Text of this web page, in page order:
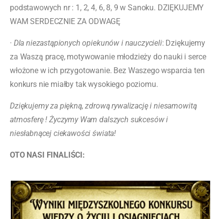
podstawowych nr : 1, 2, 4, 6, 8, 9 w Sanoku. DZIĘKUJEMY
WAM SERDECZNIE ZA ODWAGĘ
· Dla niezastąpionych opiekunów i nauczycieli: Dziękujemy
za Waszą pracę, motywowanie młodzieży do nauki i serce
włożone w ich przygotowanie. Bez Waszego wsparcia ten
konkurs nie miałby tak wysokiego poziomu.
Dziękujemy za piękną, zdrową rywalizację i niesamowitą
atmosferę ! Życzymy Wam dalszych sukcesów i
niesłabnącej ciekawości świata!
OTO NASI FINALIŚCI: